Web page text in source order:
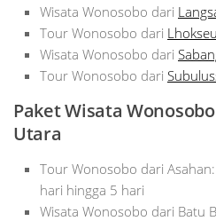
Wisata Wonosobo dari
Tour Wonosobo dari
Wisata Wonosobo dari
Tour Wonosobo dari
Paket Wisata
Utara
Tour Wonosobo dari
hari hingga 5 hari
Wisata Wonosobo dari Batu